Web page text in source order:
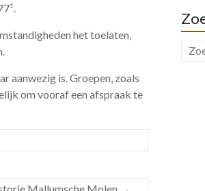
het toelaten,
aanwezig is. Groepen, zoals
om vooraf een afspraak te
Mallumsche Molen →